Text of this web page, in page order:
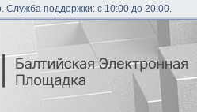
Служба поддержки: с 10:00 до 20:00.